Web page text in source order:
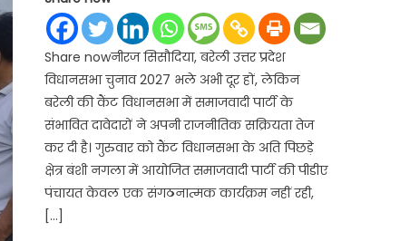
Share nowनीरज सिसौदिया, बरेली उत्तर प्रदेश
विधानसभा चुनाव 2027 भले अभी दूर हों, लेकिन
बरेली की कैंट विधानसभा में समाजवादी पार्टी के
संभावित दावेदारों ने अपनी राजनीतिक सक्रियता तेज
कर दी है। गुरुवार को कैंट विधानसभा के अति पिछड़े
क्षेत्र बंशी नगला में आयोजित समाजवादी पार्टी की पीडीए
पंचायत केवल एक संगठनात्मक कार्यक्रम नहीं रही,
[…]